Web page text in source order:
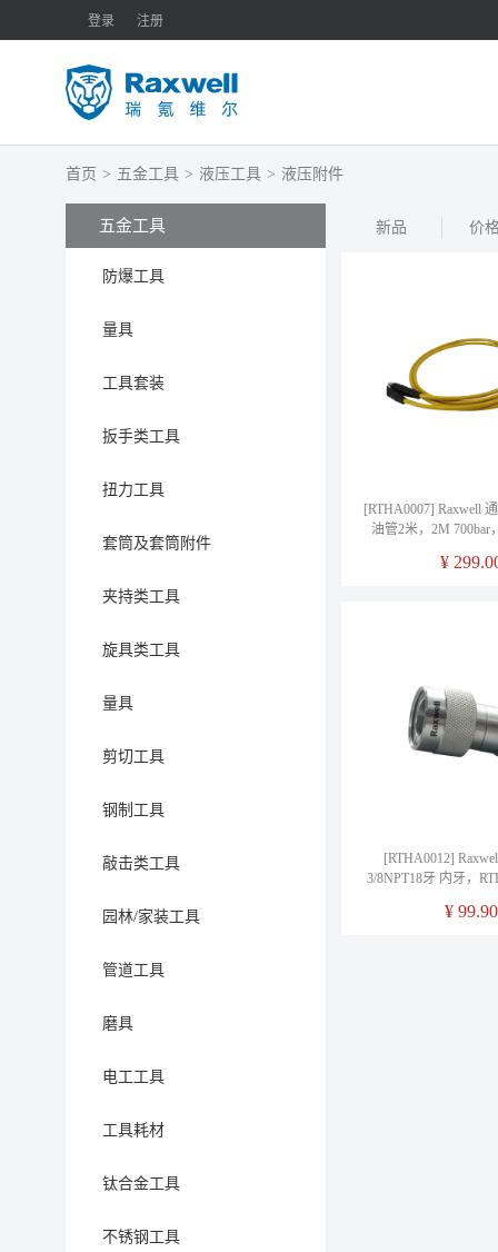
登录 注册
首页 > 五金工具 > 液压工具 > 液压附件
五金工具
防爆工具
量具
工具套装
扳手类工具
扭力工具
套筒及套筒附件
夹持类工具
旋具类工具
量具
剪切工具
钢制工具
敲击类工具
园林/家装工具
管道工具
磨具
电工工具
工具耗材
钛合金工具
不锈钢工具
新品 价
[RTHA0007] Raxwell
油管2米，2M 700bar
¥
[RTHA0012]
3/8NPT18牙 内牙，
¥ 99.90